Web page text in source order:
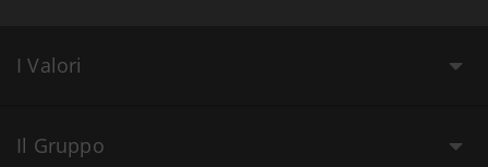
I Valori
Il Gruppo